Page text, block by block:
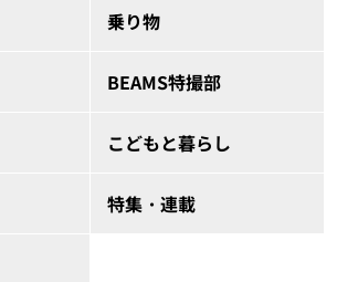
乗り物
BEAMS特撮部
こどもと暮らし
特集・連載